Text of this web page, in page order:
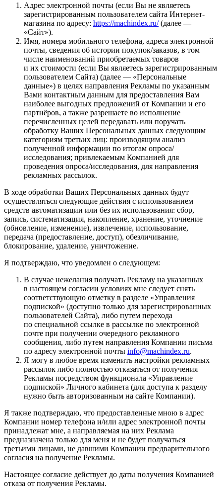
Адрес электронной почты (если Вы не являетесь
зарегистрированным пользователем сайта Интернет-
магазина по адресу: https://machindex.ru/(далее —
«Сайт»).
Имя, номера мобильного телефона, адреса электронной
почты, сведения об истории покупок/заказов, в том
числе наименований приобретаемых товаров
и их стоимости (если Вы являетесь зарегистрированным
пользователем Сайта) (далее — «Персональные
данные») в целях направления Рекламы по указанным
Вами контактным данным для предоставления Вам
наиболее выгодных предложений от Компании и его
партнёров, а также разрешаете во исполнение
перечисленных целей передавать или поручать
обработку Ваших Персональных данных следующим
категориям третьих лиц: производящим анализ
полученной информации по итогам опроса/
исследования; привлекаемым Компанией для
проведения опроса/исследования, для направления
рекламных рассылок.
В ходе обработки Ваших Персональных данных будут
осуществляться следующие действия с использованием
средств автоматизации или без их использования: сбор,
запись, систематизация, накопление, хранение, уточнение
(обновление, изменение), извлечение, использование,
передача (предоставление, доступ), обезличивание,
блокирование, удаление, уничтожение.
Я подтверждаю, что уведомлен о следующем:
В случае нежелания получать Рекламу на указанных
в настоящем согласии условиях мне следует снять
соответствующую отметку в разделе «Управления
подпиской» (доступно только для зарегистрированных
пользователей Сайта), либо путем перехода
по специальной ссылке в рассылке по электронной
почте при получении очередного рекламного
сообщения, либо путем направления Компании письма
по адресу электронной почты info@machindex.ru.
Я могу в любое время изменить настройки рекламных
рассылок либо полностью отказаться от получения
Рекламы посредством функционала «Управление
подпиской» Личного кабинета (для доступа к разделу
нужно быть авторизованным на сайте Компании).
Я также подтверждаю, что предоставленные мною в адрес
Компании номер телефона и/или адрес электронной почты
принадлежат мне, а направляемая на них Реклама
предназначена только для меня и не будет получаться
третьими лицами, не давшими Компании предварительного
согласия на получение Рекламы.
Настоящее согласие действует до даты получения Компанией
отказа от получения Рекламы.